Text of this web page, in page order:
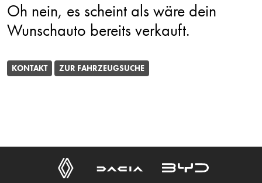
Oh nein, es scheint als wäre dein
Wunschauto bereits verkauft.
KONTAKT ZUR FAHRZEUGSUCHE